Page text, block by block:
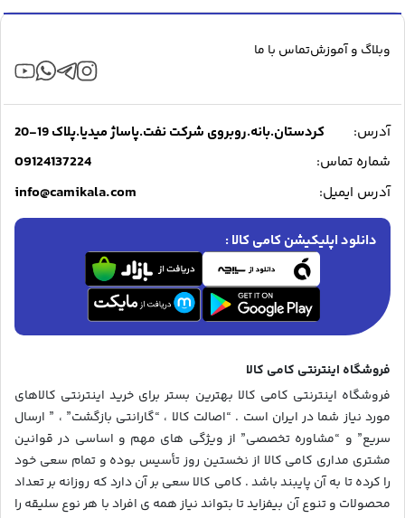
وبلاگ و آموزشتماس با ما
آدرس:
کردستان.بانه.روبروی شرکت نفت.پاساژ میدیا.پلاک 19-20
شماره تماس:
09124137224
آدرس ایمیل: info@camikala.com
دانلود اپلیکیشن کامی کالا :
فروشگاه اینترنتی کامی کالا
فروشگاه اینترنتی کامی کالا بهترین بستر برای خرید اینترنتی کالاهای
مورد نیاز شما در ایران است . “اصالت کالا ، “گارانتی بازگشت” ، ” ارسال
سریع” و “مشاوره تخصصی” از ویژگی های مهم و اساسی در قوانین
مشتری مداری کامی کالا از نخستین روز تأسیس بوده و تمام سعی خود
را کرده تا به آن پایبند باشد . کامی کالا سعی بر آن دارد که روزانه بر تعداد
محصولات و تنوع آن بیفزاید تا بتواند نیاز همه ی افراد با هر نوع سلیقه را